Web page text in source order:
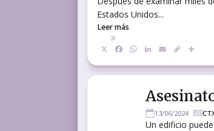
Estados Unidos...
Leer más
Facebook
WhatsApp
LinkedIn
EmailCopy
13/06/2024
Un edificio